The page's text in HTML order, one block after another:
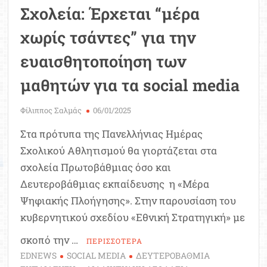
Σχολεία: Έρχεται “μέρα
χωρίς τσάντες” για την
ευαισθητοποίηση των
μαθητών για τα social media
Φίλιππος Σαλμάς 06/01/2025
Στα πρότυπα της Πανελλήνιας Ημέρας
Σχολικού Αθλητισμού θα γιορτάζεται στα
σχολεία Πρωτοβάθμιας όσο και
Δευτεροβάθμιας εκπαίδευσης η «Μέρα
Ψηφιακής Πλοήγησης». Στην παρουσίαση του
κυβερνητικού σχεδίου «Εθνική Στρατηγική» με
σκοπό την …
ΠΕΡΙΣΣΟΤΕΡΑ
EDNEWS SOCIAL MEDIA
ΔΕΥΤΕΡΟΒΑΘΜΙΑ